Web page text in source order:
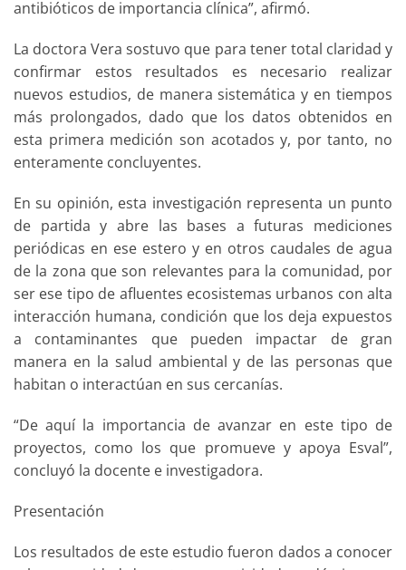
antibióticos de importancia clínica”, afirmó.
La doctora Vera sostuvo que para tener total claridad y
confirmar estos resultados es necesario realizar
nuevos estudios, de manera sistemática y en tiempos
más prolongados, dado que los datos obtenidos en
esta primera medición son acotados y, por tanto, no
enteramente concluyentes.
En su opinión, esta investigación representa un punto
de partida y abre las bases a futuras mediciones
periódicas en ese estero y en otros caudales de agua
de la zona que son relevantes para la comunidad, por
ser ese tipo de afluentes ecosistemas urbanos con alta
interacción humana, condición que los deja expuestos
a contaminantes que pueden impactar de gran
manera en la salud ambiental y de las personas que
habitan o interactúan en sus cercanías.
“De aquí la importancia de avanzar en este tipo de
proyectos, como los que promueve y apoya Esval”,
concluyó la docente e investigadora.
Presentación
Los resultados de este estudio fueron dados a conocer